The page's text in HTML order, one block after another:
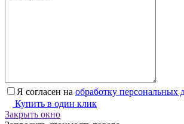
Я согласен на обработку персональных
Купить в один клик
Закрыть окно